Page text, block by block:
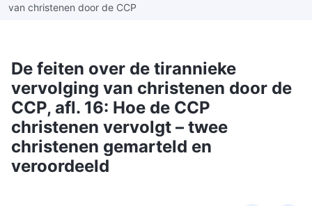
van christenen door de CCP
De feiten over de tirannieke
vervolging van christenen door de
CCP, afl. 16: Hoe de CCP
christenen vervolgt – twee
christenen gemarteld en
veroordeeld